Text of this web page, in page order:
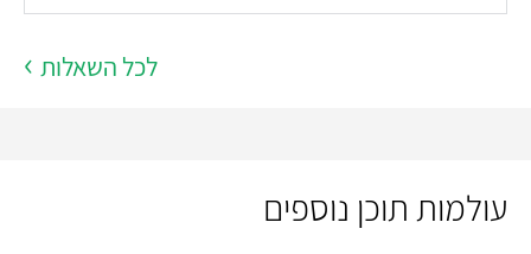
לכל השאלות
עולמות תוכן נוספים